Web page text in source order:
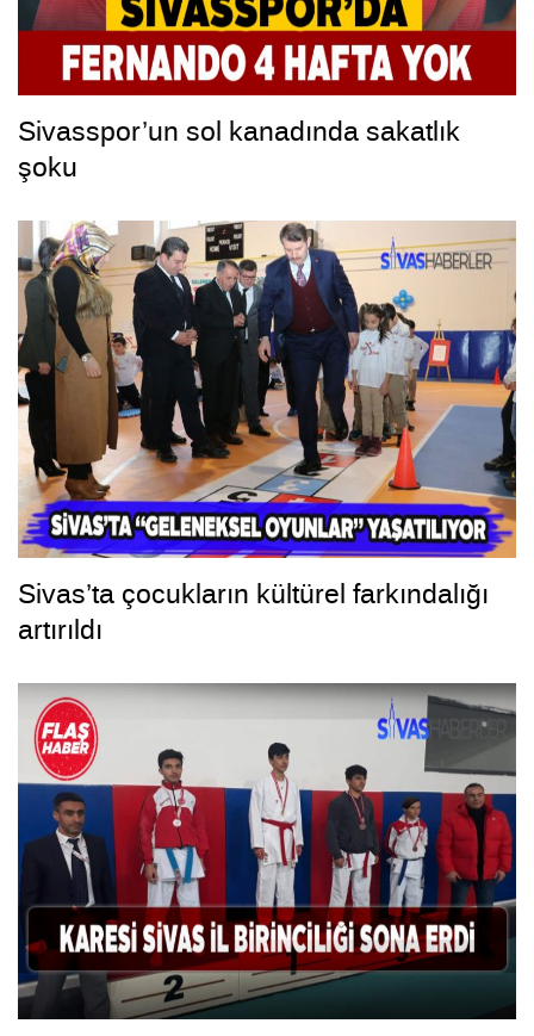
Sivasspor’un sol kanadında sakatlık
şoku
Sivas’ta çocukların kültürel farkındalığı
artırıldı